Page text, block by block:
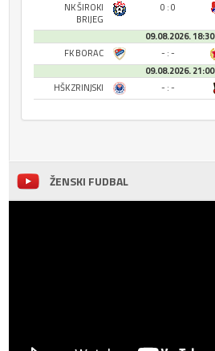
NK ŠIROKI
BRIJEG
0 : 0
09.08.2026. 18:30
FK BORAC
- : -
09.08.2026. 21:00
HŠK ZRINJSKI
- : -
ŽENSKI FUDBAL